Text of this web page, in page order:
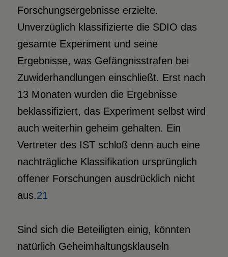
Forschungsergebnisse erzielte.
Unverzüglich klassifizierte die SDIO das
gesamte Experiment und seine
Ergebnisse, was Gefängnisstrafen bei
Zuwiderhandlungen einschließt. Erst nach
13 Monaten wurden die Ergebnisse
beklassifiziert, das Experiment selbst wird
auch weiterhin geheim gehalten. Ein
Vertreter des IST schloß denn auch eine
nachträgliche Klassifikation ursprünglich
offener Forschungen ausdrücklich nicht
aus.21
Sind sich die Beteiligten einig, könnten
natürlich Geheimhaltungsklauseln